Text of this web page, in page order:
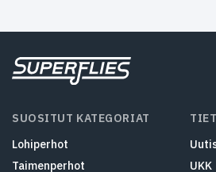
SUOSITUT KATEGORIAT
Lohiperhot
Taimenperhot
UKK